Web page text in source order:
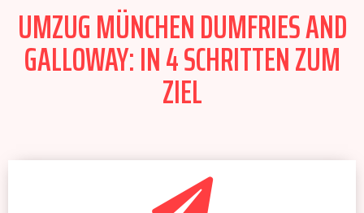
UMZUG MÜNCHEN DUMFRIES AND
GALLOWAY: IN 4 SCHRITTEN ZUM
ZIEL